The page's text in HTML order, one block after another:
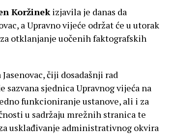
Koržinek izjavila je danas da
a Upravno vijeće održat će u utorak
otklanjanje uočenih faktografskih
čiji dosadašnji rad
sjednica Upravnog vijeća na
funkcioniranje ustanove, ali i za
u sadržaju mrežnih stranica te
usklađivanje administrativnog okvira